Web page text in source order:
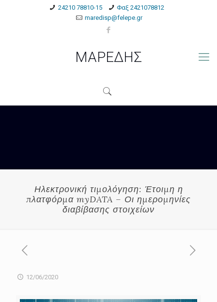
24210 78810-15
Φαξ 2421078812
maredisp@felepe.gr
ΜΑΡΕΔΗΣ
Ηλεκτρονική τιμολόγηση: Έτοιμη η
πλατφόρμα myDATA – Οι ημερομηνίες
διαβίβασης στοιχείων
12/06/2020